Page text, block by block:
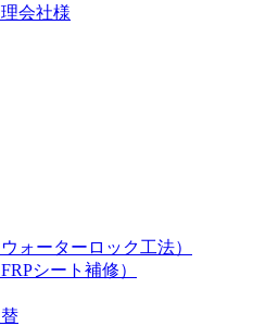
会社様
ォーターロック工法）
シート補修）